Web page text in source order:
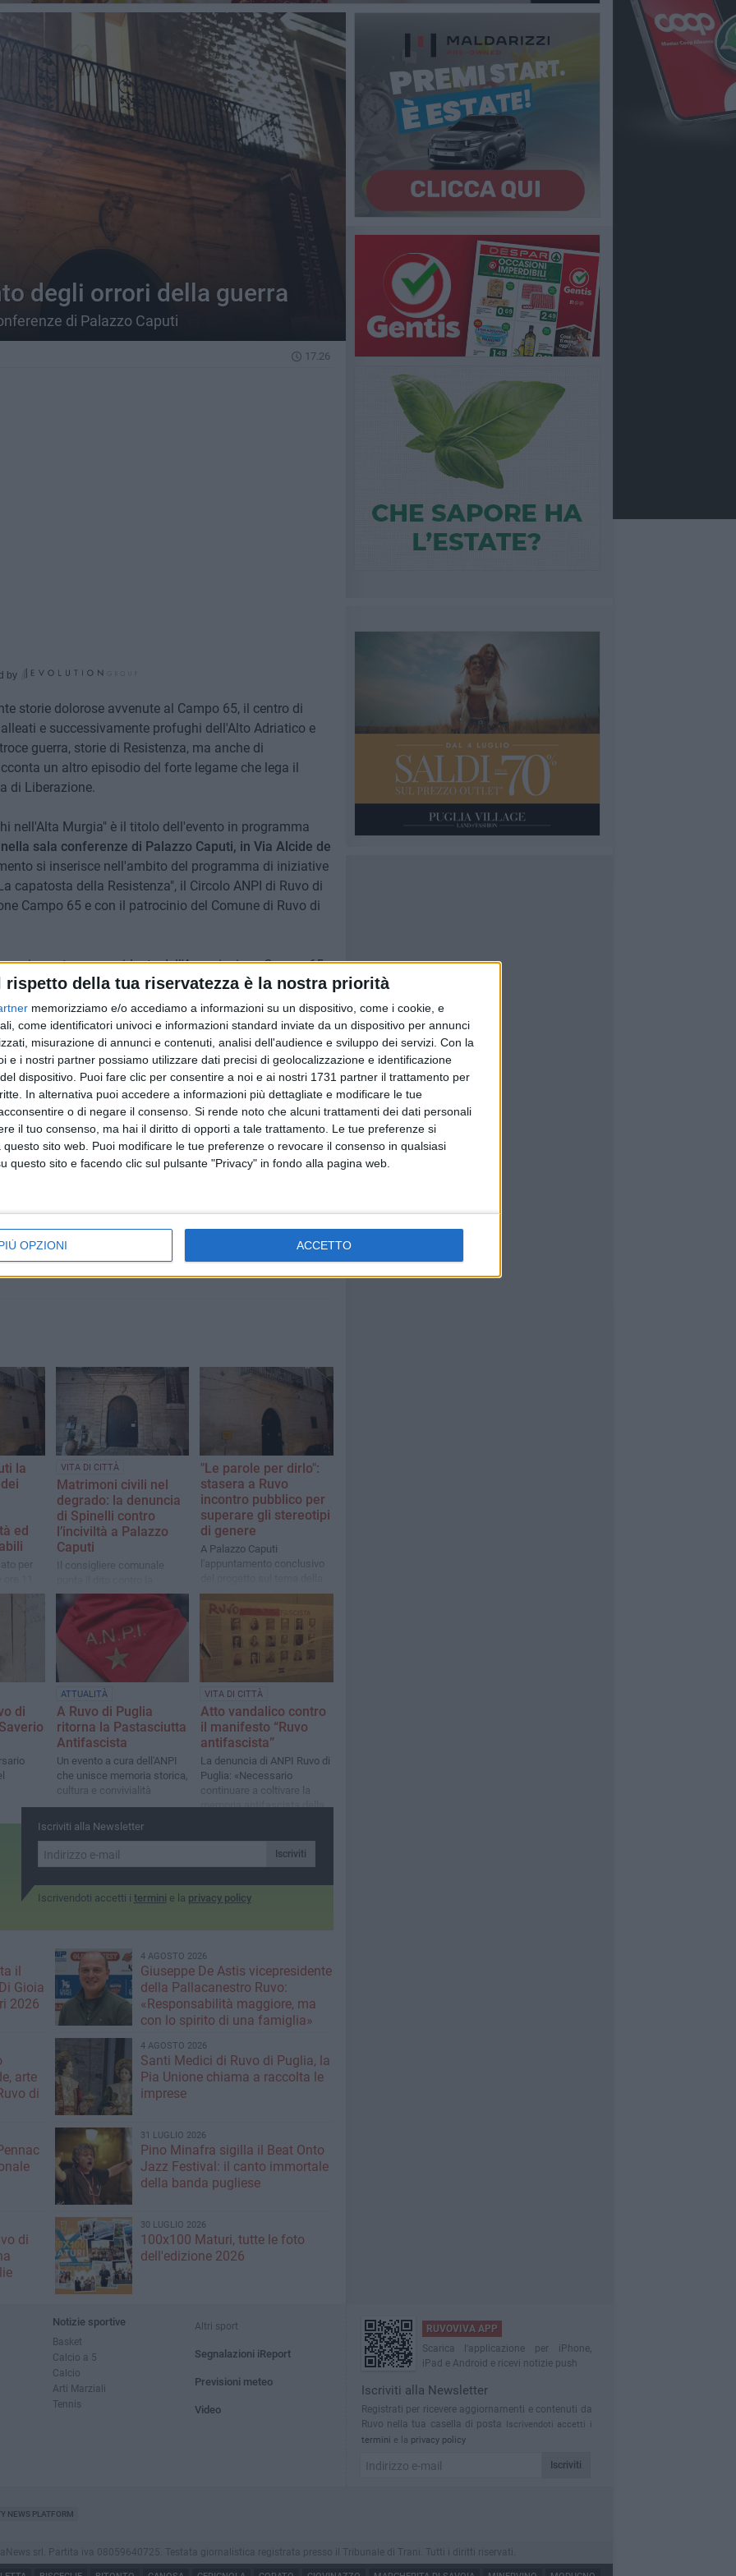
rispetto della tua riservatezza è la nostra priorità
memorizziamo e/o accediamo a informazioni su un dispositivo, come i cookie, e
come identificatori univoci e informazioni standard inviate da un dispositivo per annunci
misurazione di annunci e contenuti, analisi dell'audience e sviluppo dei servizi. Con la
e i nostri partner possiamo utilizzare dati precisi di geolocalizzazione e identificazione
dispositivo. Puoi fare clic per consentire a noi e ai nostri 1731 partner il trattamento per
In alternativa puoi accedere a informazioni più dettagliate e modificare le tue
o di negare il consenso. Si rende noto che alcuni trattamenti dei dati personali
il tuo consenso, ma hai il diritto di opporti a tale trattamento. Le tue preferenze si
sito web. Puoi modificare le tue preferenze o revocare il consenso in qualsiasi
questo sito e facendo clic sul pulsante "Privacy" in fondo alla pagina web.
OPZIONI ACCETTO
degli orrori della guerra
di Palazzo Caputi
17.26
by
storie dolorose avvenute al Campo 65, il centro di
e successivamente profughi dell'Alto Adriatico e
guerra, storie di Resistenza, ma anche di
un altro episodio del forte legame che lega il
di Liberazione.
nell'Alta Murgia" è il titolo dell'evento in programma
sala conferenze di Palazzo Caputi, in Via Alcide de
si inserisce nell'ambito del programma di iniziative
capatosta della Resistenza", il Circolo ANPI di Ruvo di
Campo 65 e con il patrocinio del Comune di Ruvo di
, ricercatore e presidente dell'Associazione Campo 65,
De Felice, docente dell'Università di Bari.
Caputi sarà allestita una mostra che racconta la
in piazza Matteotti prenderà avvio
di partigiani ruvesi restituiti al pubblico dalla ricerca
malore
5 AGOSTO 2026
La fede si fa solidarietà: la
raccolta del Carmine sostiene
la
ed
per
VITA DI CITTÀ
Matrimoni civili nel
degrado: la denuncia
di Spinelli contro
l’inciviltà a Palazzo
Caputi
Il consigliere comunale
violazione delle ordinanze e
chiede più rispetto per gli
spazi pubblici: “Ruvo non
può tollerare il
menefreghismo”
"Le parole per dirlo":
stasera a Ruvo
incontro pubblico per
superare gli stereotipi
di genere
A Palazzo Caputi
l'appuntamento conclusivo
parità di genere
di
ATTUALITÀ
A Ruvo di Puglia
ritorna la Pastasciutta
Antifascista
Un evento a cura dell'ANPI
che unisce memoria storica,
cultura e convivialità
VITA DI CITTÀ
Atto vandalico contro
il manifesto “Ruvo
antifascista”
La denuncia di ANPI Ruvo di
Puglia: «Necessario
continuare a coltivare la
memoria antifascista della
Iscriviti alla Newsletter
Iscriviti
Iscrivendoti accetti i termini e la privacy policy
il
Gioia
2026
4 AGOSTO 2026
Giuseppe De Astis vicepresidente
della Pallacanestro Ruvo:
«Responsabilità maggiore, ma
con lo spirito di una famiglia»
arte
di
4 AGOSTO 2026
Santi Medici di Ruvo di Puglia, la
Pia Unione chiama a raccolta le
imprese
31 LUGLIO 2026
Pino Minafra sigilla il Beat Onto
Jazz Festival: il canto immortale
della banda pugliese
di
30 LUGLIO 2026
100x100 Maturi, tutte le foto
dell'edizione 2026
Notizie sportive
Basket
Calcio a 5
Calcio
Arti Marziali
Tennis
Altri sport
Segnalazioni iReport
Previsioni meteo
Video
RUVOVIVA APP
Scarica l'applicazione per iPhone,
iPad e Android e ricevi notizie push
Iscriviti alla Newsletter
Registrati per ricevere aggiornamenti e contenuti da
Ruvo nella tua casella di posta Iscrivendoti accetti i
termini e la privacy policy
Iscriviti
NEWS PLATFORM
srl. Partita iva 08059640725. Testata giornalistica registrata presso il Tribunale di Trani. Tutti i diritti riservati.